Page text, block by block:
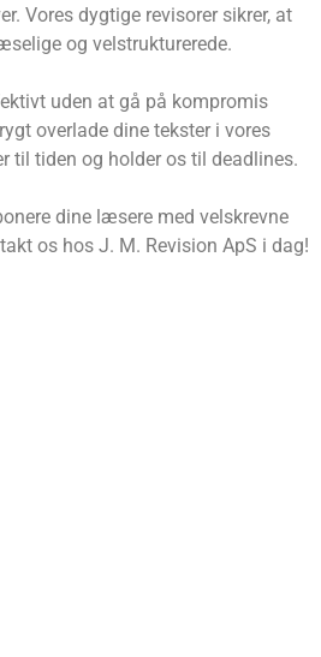
Vores dygtige revisorer sikrer, at
og velstrukturerede.
uden at gå på kompromis
overlade dine tekster i vores
til tiden og holder os til deadlines.
dine læsere med velskrevne
os hos J. M. Revision ApS i dag!